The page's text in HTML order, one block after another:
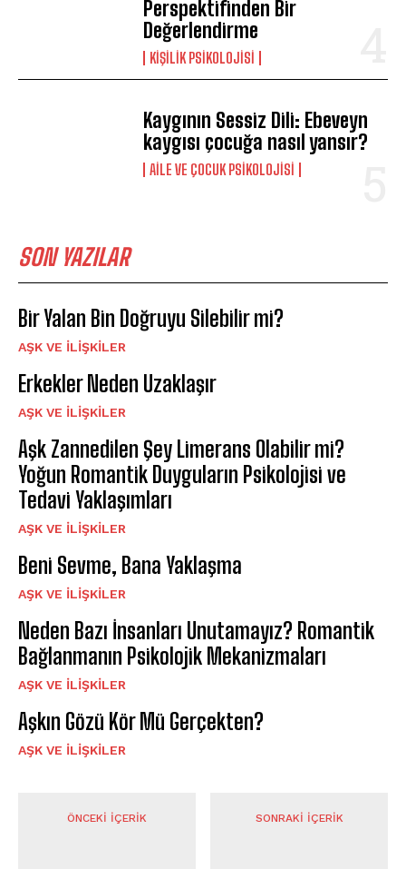
Perspektifinden Bir
Değerlendirme
KIŞILIK PSIKOLOJISI
Kaygının Sessiz Dili: Ebeveyn
kaygısı çocuğa nasıl yansır?
AILE VE ÇOCUK PSIKOLOJISI
SON YAZILAR
Bir Yalan Bin Doğruyu Silebilir mi?
AŞK VE İLIŞKILER
Erkekler Neden Uzaklaşır
AŞK VE İLIŞKILER
Aşk Zannedilen Şey Limerans Olabilir mi?
Yoğun Romantik Duyguların Psikolojisi ve
Tedavi Yaklaşımları
AŞK VE İLIŞKILER
Beni Sevme, Bana Yaklaşma
AŞK VE İLIŞKILER
Neden Bazı İnsanları Unutamayız? Romantik
Bağlanmanın Psikolojik Mekanizmaları
AŞK VE İLIŞKILER
Aşkın Gözü Kör Mü Gerçekten?
AŞK VE İLIŞKILER
ÖNCEKI İÇERIK SONRAKI İÇERIK